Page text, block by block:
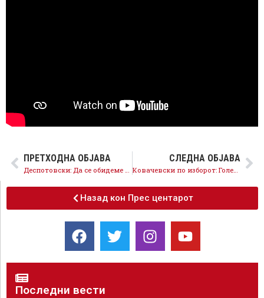
ПРЕТХОДНА ОБЈАВА
Деспотовски: Да се обидеме уште повеќе за уште подобро, продолжувам да допринесувам за СДСМ!
СЛЕДНА ОБЈАВА
Ковачевски по изборот: Голем ден за демократијата, не чека работа за граѓаните, заедно, посветено и одговорно!
Назад кон Прес центарот
Последни вести